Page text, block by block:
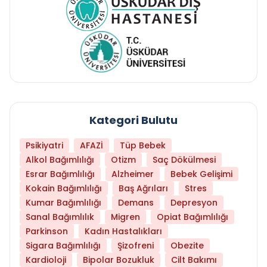
Kategori Bulutu
Psikiyatri AFAZİ
Tüp Bebek
Alkol Bağımlılığı
Otizm
Saç Dökülmesi
Esrar Bağımlılığı
Alzheimer
Bebek Gelişimi
Kokain Bağımlılığı
Baş Ağrıları
Stres
Kumar Bağımlılığı
Demans
Depresyon
Sanal Bağımlılık
Migren
Opiat Bağımlılığı
Parkinson
Kadın Hastalıkları
Sigara Bağımlılığı
Şizofreni
Obezite
Kardioloji
Bipolar Bozukluk Cilt Bakımı